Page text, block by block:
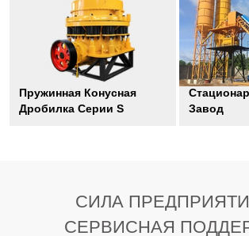
Пружинная Конусная
Дробилка Серии S
Завод
СИЛА
СЕРВИСНАЯ